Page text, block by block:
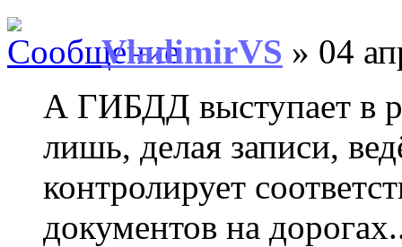
VladimirVS » 04
А ГИБДД выступает в
лишь, делая записи,
контролирует
документов на